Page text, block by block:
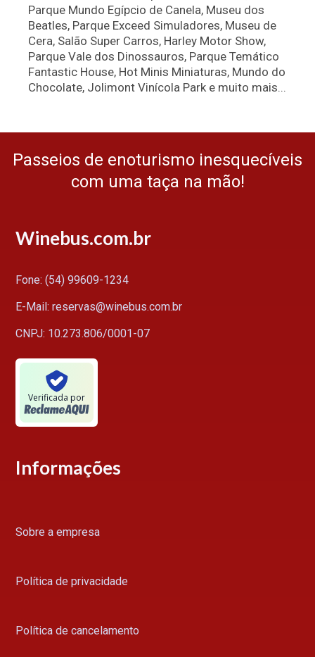
Parque Mundo Egípcio de Canela, Museu dos
Beatles, Parque Exceed Simuladores, Museu de
Cera, Salão Super Carros, Harley Motor Show,
Parque Vale dos Dinossauros, Parque Temático
Fantastic House, Hot Minis Miniaturas, Mundo do
Chocolate, Jolimont Vinícola Park e muito mais...
Passeios de enoturismo inesquecíveis
com uma taça na mão!
Winebus.com.br
Fone: (54) 99609-1234
E-Mail: reservas@winebus.com.br
CNPJ: 10.273.806/0001-07
Verificada por
Informações
Sobre a empresa
Política de privacidade
Política de cancelamento